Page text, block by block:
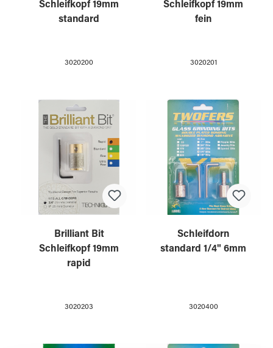
Schleifkopf 19mm
standard
3020200
Schleifkopf 19mm
fein
3020201
Brilliant Bit
Schleifkopf 19mm
rapid
3020203
Schleifdorn
standard 1/4" 6mm
3020400